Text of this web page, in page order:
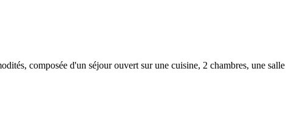
composée d'un séjour ouvert sur une cuisine, 2 chambres, une